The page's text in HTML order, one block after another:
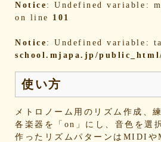
Notice : Undefined variable:
on line 101
Notice : Undefined variable:
school.mjapa.jp/
使い方
メトロノーム用のリズム作成、
各楽器を「on」にし、音色を選
作ったリズムパターンはMIDI